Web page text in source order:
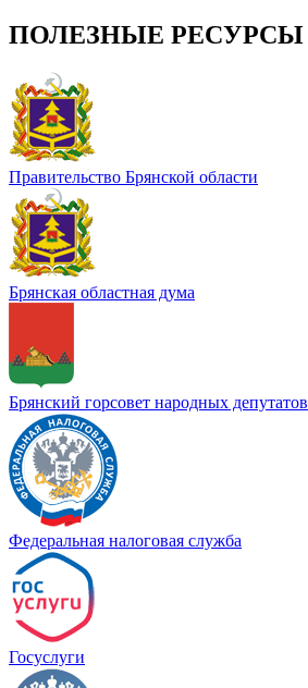
ПОЛЕЗНЫЕ РЕСУРСЫ
Правительство Брянской области
Брянская областная дума
Брянский горсовет народных депутатов
Федеральная налоговая служба
Госуслуги